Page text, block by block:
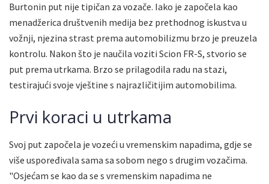
Burtonin put nije tipičan za vozače. Iako je započela kao
menadžerica društvenih medija bez prethodnog iskustva u
vožnji, njezina strast prema automobilizmu brzo je preuzela
kontrolu. Nakon što je naučila voziti Scion FR-S, stvorio se
put prema utrkama. Brzo se prilagodila radu na stazi,
testirajući svoje vještine s najrazličitijim automobilima.
Prvi koraci u utrkama
Svoj put započela je vozeći u vremenskim napadima, gdje se
više uspoređivala sama sa sobom nego s drugim vozačima.
"Osjećam se kao da se s vremenskim napadima ne